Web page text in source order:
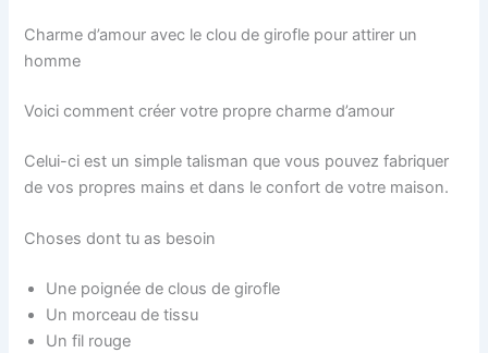
Charme d’amour avec le clou de girofle pour attirer un
homme
Voici comment créer votre propre charme d’amour
Celui-ci est un simple talisman que vous pouvez fabriquer
de vos propres mains et dans le confort de votre maison.
Choses dont tu as besoin
Une poignée de clous de girofle
Un morceau de tissu
Un fil rouge